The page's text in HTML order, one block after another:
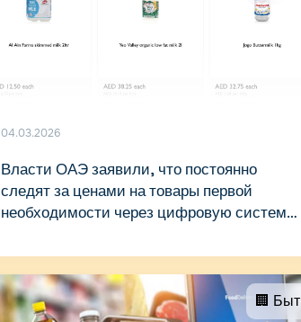
04.03.2026
Власти ОАЭ заявили, что постоянно
следят за ценами на товары первой
необходимости через цифровую систему
🏢 Быт